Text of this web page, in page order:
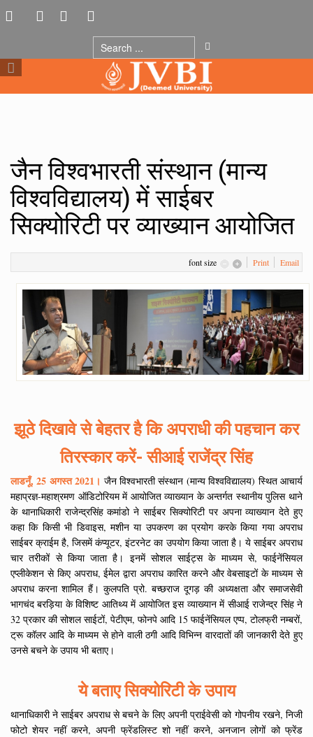
जैन विश्वभारती संस्थान (मान्य
विश्वविद्यालय) में साईबर
सिक्योरिटी पर व्याख्यान आयोजित
font size Print Email
झूठे दिखावे से बेहतर है कि अपराधी की पहचान कर
तिरस्कार करें- सीआई राजेंद्र सिंह
लाडनूँ, 25 अगस्त 2021। जैन विश्वभारती संस्थान (मान्य विश्वविद्यालय) स्थित आचार्य
महाप्रज्ञ-महाश्रमण ऑडिटोरियम में आयोजित व्याख्यान के अन्तर्गत स्थानीय पुलिस थाने
के थानाधिकारी राजेन्द्रसिंह कमांडो ने साईबर सिक्योरिटी पर अपना व्याख्यान देते हुए
कहा कि किसी भी डिवाइस, मशीन या उपकरण का प्रयोग करके किया गया अपराध
साईबर क्राईम है, जिसमें कंप्यूटर, इंटरनेट का उपयोग किया जाता है। ये साईबर अपराध
चार तरीकों से किया जाता है। इनमें सोशल साईट्स के माध्यम से, फाईनेंसियल
एप्लीकेशन से किए अपराध, ईमेल द्वारा अपराध कारित करने और वेबसाइटों के माध्यम से
अपराध करना शामिल हैं। कुलपति प्रो. बच्छराज दूगड़ की अध्यक्षता और समाजसेवी
भागचंद बरड़िया के विशिष्ट आतिथ्य में आयोजित इस व्याख्यान में सीआई राजेन्द्र सिंह ने
32 प्रकार की सोशल साईटों, पेटीएम, फोनपे आदि 15 फाईनेंसियल एप्प, टोलफ्री नम्बरों,
ट्रू कॉलर आदि के माध्यम से होने वाली ठगी आदि विभिन्न वारदातों की जानकारी देते हुए
उनसे बचने के उपाय भी बताए।
ये बताए सिक्योरिटी के उपाय
थानाधिकारी ने साईबर अपराध से बचने के लिए अपनी प्राईवेसी को गोपनीय रखने, निजी
फोटो शेयर नहीं करने, अपनी फ्रेंडलिस्ट शो नहीं करने, अनजान लोगों को फ्रेंड